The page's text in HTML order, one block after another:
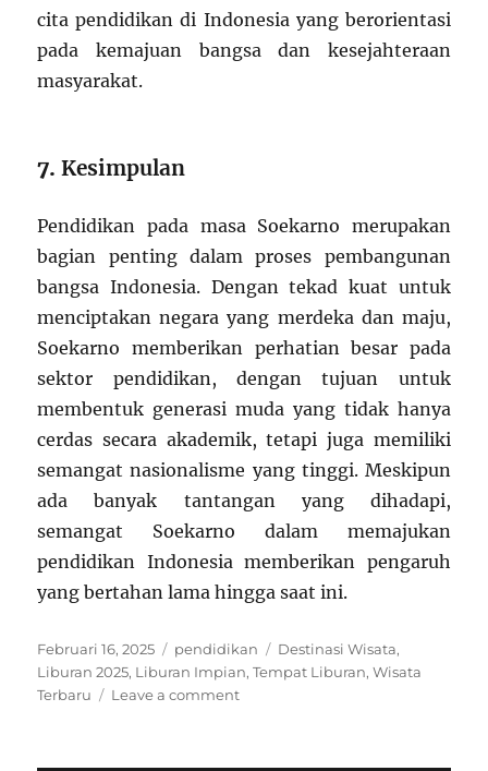
cita pendidikan di Indonesia yang berorientasi
pada kemajuan bangsa dan kesejahteraan
masyarakat.
7.Kesimpulan
Pendidikan pada masa Soekarno merupakan
bagian penting dalam proses pembangunan
bangsa Indonesia. Dengan tekad kuat untuk
menciptakan negara yang merdeka dan maju,
Soekarno memberikan perhatian besar pada
sektor pendidikan, dengan tujuan untuk
membentuk generasi muda yang tidak hanya
cerdas secara akademik, tetapi juga memiliki
semangat nasionalisme yang tinggi. Meskipun
ada banyak tantangan yang dihadapi,
semangat Soekarno dalam memajukan
pendidikan Indonesia memberikan pengaruh
yang bertahan lama hingga saat ini.
Posted
on
Februari 16, 2025 Categories
pendidikan Tags
Destinasi Wisata,
Liburan 2025, Liburan Impian,Tempat Liburan,Wisata
Terbaru
Leave a commenton